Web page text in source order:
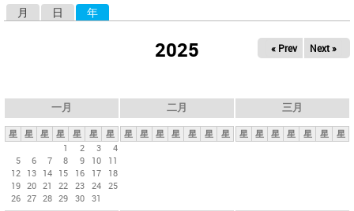
月 日 年
2025 « Prev Next »
一月
星 星 星 星 星 星
星
1
2 3
4
5
6 7 8 9 10
11
12 13 14 15 16 17
18
19 20 21 22 23 24 25
26 27 28 29 30 31
二月
星 星 星 星 星 星 星
三月
星 星 星 星 星 星 星